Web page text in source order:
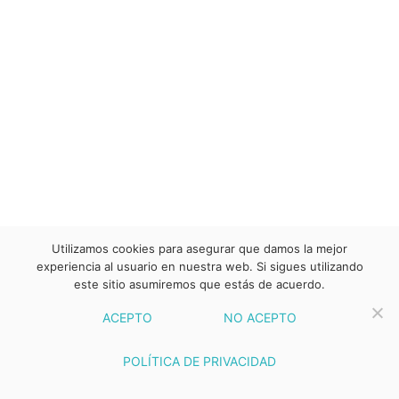
Utilizamos cookies para asegurar que damos la mejor
experiencia al usuario en nuestra web. Si sigues utilizando
este sitio asumiremos que estás de acuerdo.
ACEPTO NO ACEPTO
POLÍTICA DE PRIVACIDAD